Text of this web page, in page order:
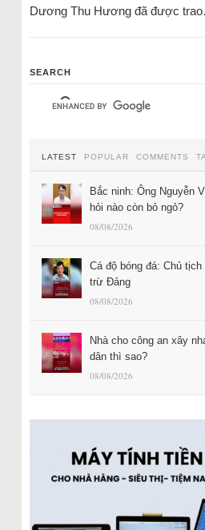
Dương Thu Hương đã được
SEARCH
LATEST POPULAR COMMENTS
Bắc ninh: Ông Nguyễn
hỏi nào còn bỏ ngỏ?
08/08/2026
Cá độ bóng đá: Chủ
trừ Đảng
08/08/2026
Nhà cho công an xây
dân thì sao?
08/08/2026